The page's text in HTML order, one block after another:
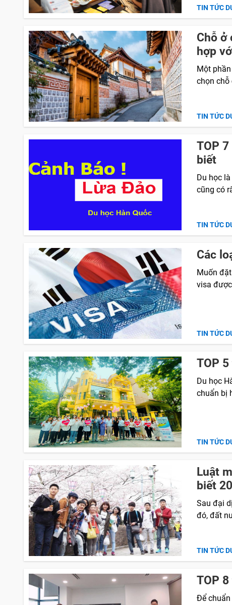
TIN TỨC
Chỗ ở
hợp
Một
chọn chỗ
TIN TỨC
TOP
biết
Du học
cũng có
TIN TỨC
Các
Muốn
visa
TIN TỨC
TOP
Du học
chuẩn bị
TIN TỨC
Luật
biết
Sau đại
đó, đất
TIN TỨC
TOP
Để